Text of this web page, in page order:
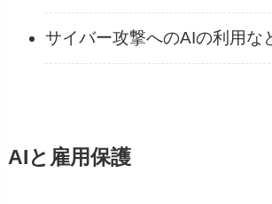
サイバー攻撃へのAIの利用な
AIと雇用保護